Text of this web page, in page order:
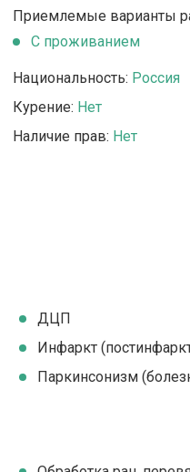
Приемлемые варианты
C проживанием
Национальность: Россия
Курение: Нет
Наличие прав: Нет
ДЦП
Инфаркт
Паркинсонизм